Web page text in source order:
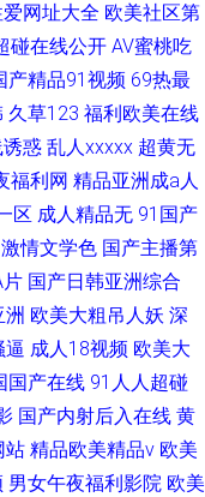
网址大全 欧美社区第
碰在线公开 AV蜜桃吃
产精品91视频 69热最
久草123 福利欧美在线
惑 乱人xxxxx 超黄无
福利网 精品亚洲成a人
区 成人精品无 91国产
激情文学色 国产主播第
国产日韩亚洲综合
欧美大粗吊人妖 深
逼 成人18视频 欧美大
国产在线 91人人超碰
国产内射后入在线 黄
站 精品欧美精品v 欧美
男女午夜福利影院 欧美